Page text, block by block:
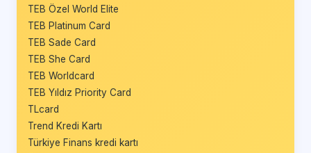
TEB Özel World Elite
TEB Platinum Card
TEB Sade Card
TEB She Card
TEB Worldcard
TEB Yıldız Priority Card
TLcard
Trend Kredi Kartı
Türkiye Finans kredi kartı